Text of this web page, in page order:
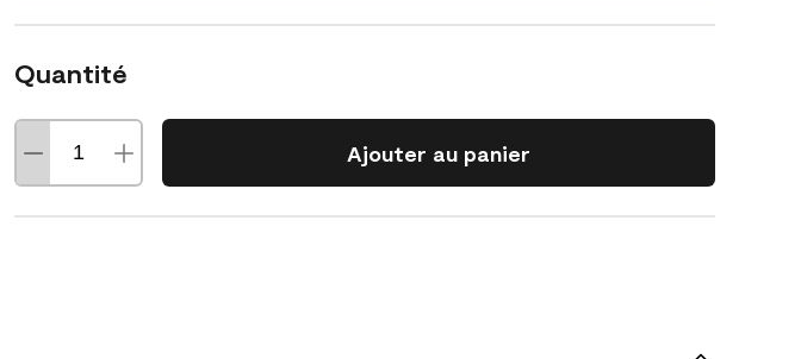
Quantité
Ajouter au panier